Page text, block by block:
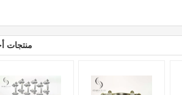
منتجات